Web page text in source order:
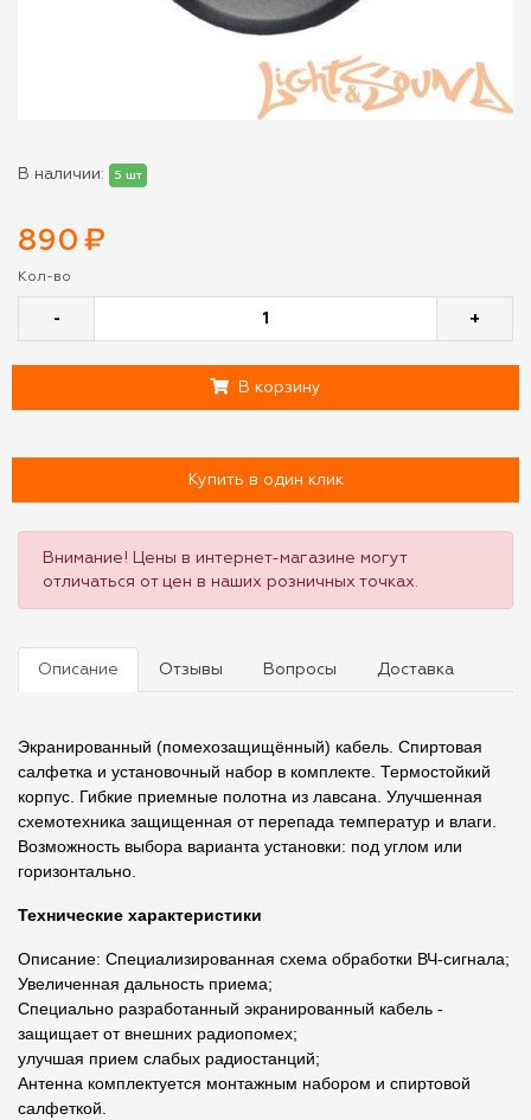
В наличии: 5 шт
890 ₽
Кол-во
- +
В корзину
Купить в один клик
Внимание! Цены в интернет-магазине могут
отличаться от цен в наших розничных точках.
Описание Отзывы Вопросы Доставка
Экранированный (помехозащищённый) кабель. Спиртовая
салфетка и установочный набор в комплекте. Термостойкий
корпус. Гибкие приемные полотна из лавсана. Улучшенная
схемотехника защищенная от перепада температур и влаги.
Возможность выбора варианта установки: под углом или
горизонтально.
Технические характеристики
Описание: Специализированная схема обработки ВЧ-сигнала;
Увеличенная дальность приема;
Специально разработанный экранированный кабель -
защищает от внешних радиопомех;
улучшая прием слабых радиостанций;
Антенна комплектуется монтажным набором и спиртовой
салфеткой.